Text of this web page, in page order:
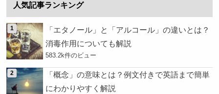
人気記事ランキング
「エタノール」と「アルコール」の違いとは？
消毒作用についても解説
583.2k件のビュー
「概念」の意味とは？例文付きで英語まで簡単
にわかりやすく解説